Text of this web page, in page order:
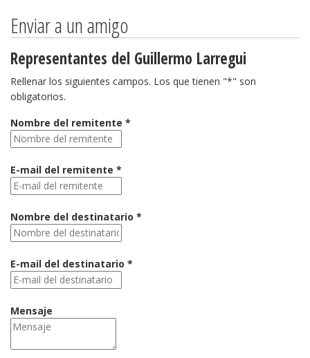
Enviar a un amigo
Representantes del Guillermo Larregui
Rellenar los siguientes campos. Los que tienen "*" son
obligatorios.
Nombre del remitente *
E-mail del remitente *
Nombre del destinatario *
E-mail del destinatario *
Mensaje